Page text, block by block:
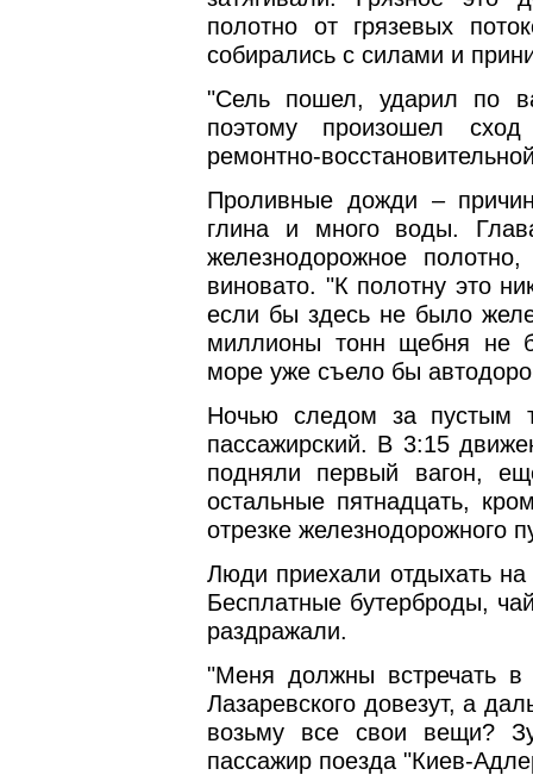
полотно от грязевых
собирались с силами и
"Сель пошел, ударил по
поэтому произошел
ремонтно-
Проливные дожди –
глина и много воды.
железнодорожное
виновато. "К полотну это
если бы здесь не было
миллионы тонн щебня не
море уже съело бы
Ночью следом за пустым
пассажирский. В 3:15
подняли первый вагон,
остальные пятнадцать,
отрезке железнодорожного
Люди приехали отдыхать
Бесплатные бутерброды,
раздражали.
"Меня должны встречать
Лазаревского довезут, а
возьму все свои вещи?
пассажир поезда "Киев-